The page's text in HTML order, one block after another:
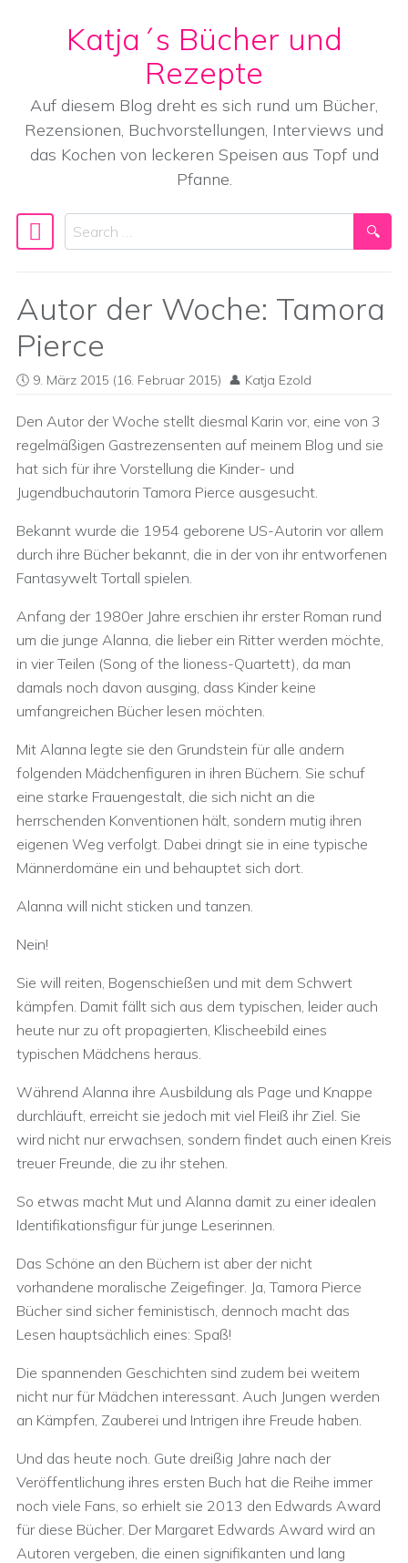
Skip to content
Katja´s Bücher und
Rezepte
Auf diesem Blog dreht es sich rund um Bücher,
Rezensionen, Buchvorstellungen, Interviews und
das Kochen von leckeren Speisen aus Topf und
Pfanne.
Main Navigation
Search
Autor der Woche: Tamora
Pierce
9. März 2015 (16. Februar 2015) Katja Ezold
Den Autor der Woche stellt diesmal Karin vor, eine von 3
regelmäßigen Gastrezensenten auf meinem Blog und sie
hat sich für ihre Vorstellung die Kinder- und
Jugendbuchautorin Tamora Pierce ausgesucht.
Bekannt wurde die 1954 geborene US-Autorin vor allem
durch ihre Bücher bekannt, die in der von ihr entworfenen
Fantasywelt Tortall spielen.
Anfang der 1980er Jahre erschien ihr erster Roman rund
um die junge Alanna, die lieber ein Ritter werden möchte,
in vier Teilen (Song of the lioness-Quartett), da man
damals noch davon ausging, dass Kinder keine
umfangreichen Bücher lesen möchten.
Mit Alanna legte sie den Grundstein für alle andern
folgenden Mädchenfiguren in ihren Büchern. Sie schuf
eine starke Frauengestalt, die sich nicht an die
herrschenden Konventionen hält, sondern mutig ihren
eigenen Weg verfolgt. Dabei dringt sie in eine typische
Männerdomäne ein und behauptet sich dort.
Alanna will nicht sticken und tanzen.
Nein!
Sie will reiten, Bogenschießen und mit dem Schwert
kämpfen. Damit fällt sich aus dem typischen, leider auch
heute nur zu oft propagierten, Klischeebild eines
typischen Mädchens heraus.
Während Alanna ihre Ausbildung als Page und Knappe
durchläuft, erreicht sie jedoch mit viel Fleiß ihr Ziel. Sie
wird nicht nur erwachsen, sondern findet auch einen Kreis
treuer Freunde, die zu ihr stehen.
So etwas macht Mut und Alanna damit zu einer idealen
Identifikationsfigur für junge Leserinnen.
Das Schöne an den Büchern ist aber der nicht
vorhandene moralische Zeigefinger. Ja, Tamora Pierce
Bücher sind sicher feministisch, dennoch macht das
Lesen hauptsächlich eines: Spaß!
Die spannenden Geschichten sind zudem bei weitem
nicht nur für Mädchen interessant. Auch Jungen werden
an Kämpfen, Zauberei und Intrigen ihre Freude haben.
Und das heute noch. Gute dreißig Jahre nach der
Veröffentlichung ihres ersten Buch hat die Reihe immer
noch viele Fans, so erhielt sie 2013 den Edwards Award
für diese Bücher. Der Margaret Edwards Award wird an
Autoren vergeben, die einen signifikanten und lang